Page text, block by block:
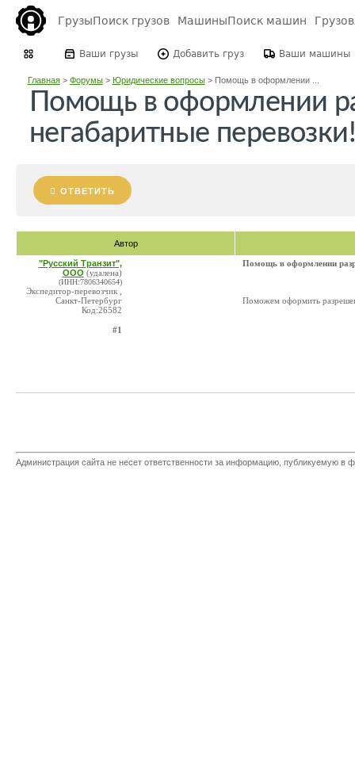
ГрузыПоиск грузов МашиныПоиск машин
Ваши грузы Добавить груз Ваши машины
Главная> Форумы> Юридические вопросы> Помощь в оформлении ...
Помощь в оформлении
негабаритные перевозки!
ОТВЕТИТЬ
Автор
"Русский Транзит",
ООО (удалена)
(ИНН:7806340654)
Экспедитор-перевозчик ,
Санкт-Петербург
Код:26582
#1
Помощь в оформлении
Поможем оформить
Администрация сайта не несет ответственности за информацию, публикуемую